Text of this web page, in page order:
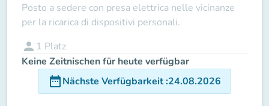
Posto a sedere con presa elettrica nelle vicinanze
per la ricarica di dispositivi personali.
person 1 Platz
Keine Zeitnischen für heute verfügbar
date_rangeNächste Verfügbarkeit:24.08.2026